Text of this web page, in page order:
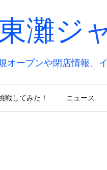
灘ジ
オープンや閉店情報、
戦してみた！ ニュース